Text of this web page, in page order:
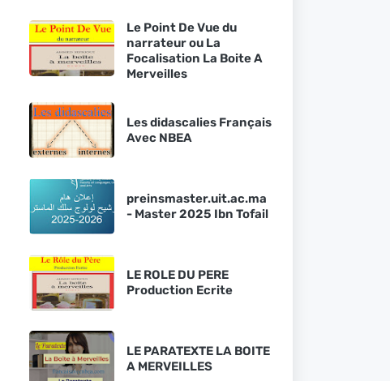
Le Point De Vue du
narrateur ou La
Focalisation La Boite A
Merveilles
Les didascalies Français
Avec NBEA
preinsmaster.uit.ac.ma
- Master 2025 Ibn Tofail
LE ROLE DU PERE
Production Ecrite
LE PARATEXTE LA BOITE
A MERVEILLES